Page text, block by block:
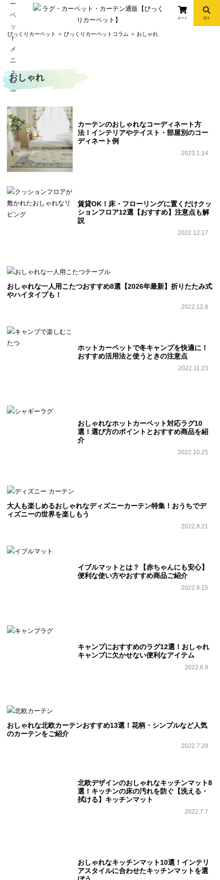
info
カート 探す
ツ
へ
びっくりカーペット びっくりカーペットコラム おしゃれ
おしゃれ
カーテンのおしゃれなコーディネート方
法！インテリアやテイスト・部屋別のコー
ディネート例
2023.1.14
賃貸OK！床・フローリングに置くだけクッ
ションフロア12選【おすすめ】注意点も解
説
2022.12.17
おしゃれな一人用こたつおすすめ8選【2026年最新】折りたたみ式
やハイタイプも！
2022.12.8
ホットカーペットで冬キャンプを快適に！
おすすめ活用法と使うときの注意点
2022.11.23
おしゃれなホットカーペット対応ラグ10
選！選び方のポイントとおすすめ商品を紹
介
2022.10.25
大人も楽しめるおしゃれなディズニーカーテン特集！おうちでデ
ィズニーの世界を楽しもう
2022.8.21
イブルマットとは？【赤ちゃんにも安心】
便利な使い方やおすすめ商品ご紹介
2022.8.15
キャンプにおすすめのラグ12選！おしゃれ
キャンプに欠かせない便利なアイテム
2022.8.9
おしゃれな北欧カーテンおすすめ13選！花柄・シンプルなど人気
のカーテンをご紹介
2022.7.29
北欧デザインのおしゃれなキッチンマット8
選！キッチンの床の汚れを防ぐ【洗える・
拭ける】キッチンマット
2022.7.7
おしゃれなキッチンマット10選！インテリ
アスタイルに合わせたキッチンマットを選